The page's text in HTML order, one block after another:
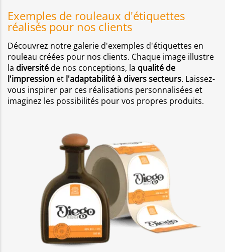
Exemples de rouleaux d'étiquettes
réalisés pour nos clients
Découvrez notre galerie d'exemples d'étiquettes en
rouleau créées pour nos clients. Chaque image illustre
la diversitéde nos conceptions, la qualité de
l'impression et l'adaptabilité à divers secteurs. Laissez-
vous inspirer par ces réalisations personnalisées et
imaginez les possibilités pour vos propres produits.